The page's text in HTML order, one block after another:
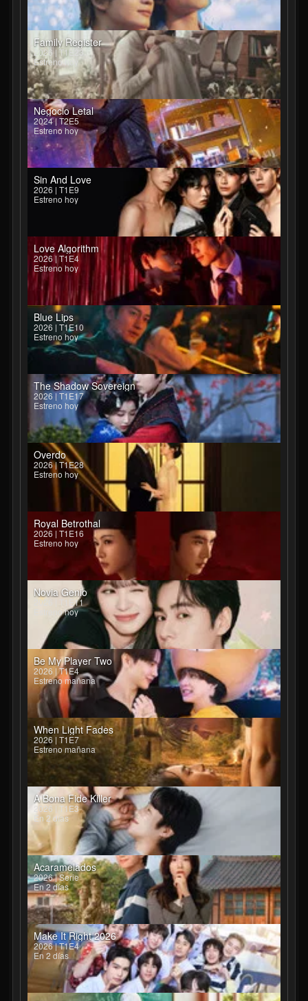
Family Register
2026 | T1E23
Estreno hoy
Negocio Letal
2024 | T2E5
Estreno hoy
Sin And Love
2026 | T1E9
Estreno hoy
Love Algorithm
2026 | T1E4
Estreno hoy
Blue Lips
2026 | T1E10
Estreno hoy
The Shadow Sovereign
2026 | T1E17
Estreno hoy
Overdo
2026 | T1E28
Estreno hoy
Royal Betrothal
2026 | T1E16
Estreno hoy
Novia Genio
2026 | T1E11
Estreno hoy
Be My Player Two
2026 | T1E4
Estreno mañana
When Light Fades
2026 | T1E7
Estreno mañana
A Bona Fide Killer
2026 | T1E3
En 2 días
Acaramelados
2026 | Serie
En 2 días
Make It Right 2026
2026 | T1E4
En 2 días